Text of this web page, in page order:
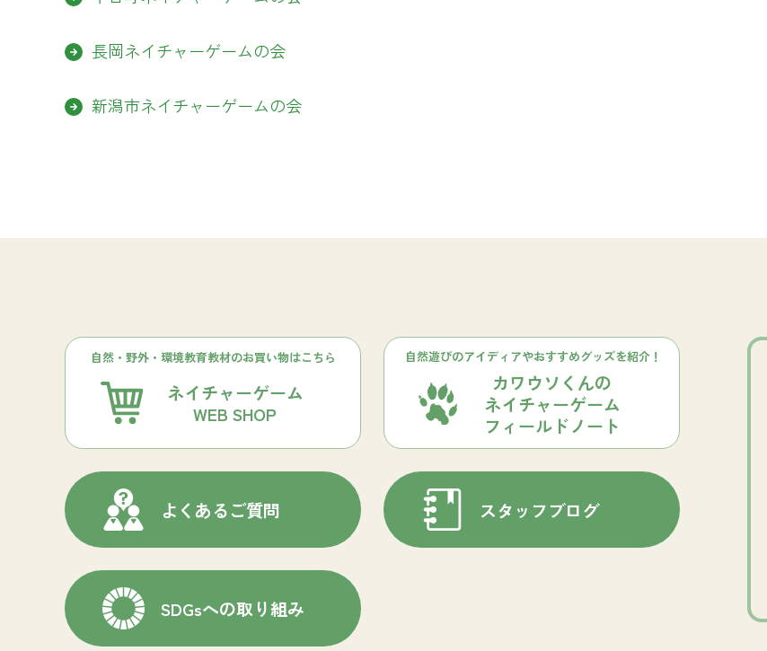
長岡ネイチャーゲームの会
新潟市ネイチャーゲームの会
自然・野外・環境教育教材のお買い物はこちら
ネイチャーゲーム
WEB SHOP
自然遊びのアイディアやおすすめグッズを紹介！
カワウソくんの
ネイチャーゲーム
フィールドノート
よくあるご質問 スタッフブログ
SDGsへの取り組み